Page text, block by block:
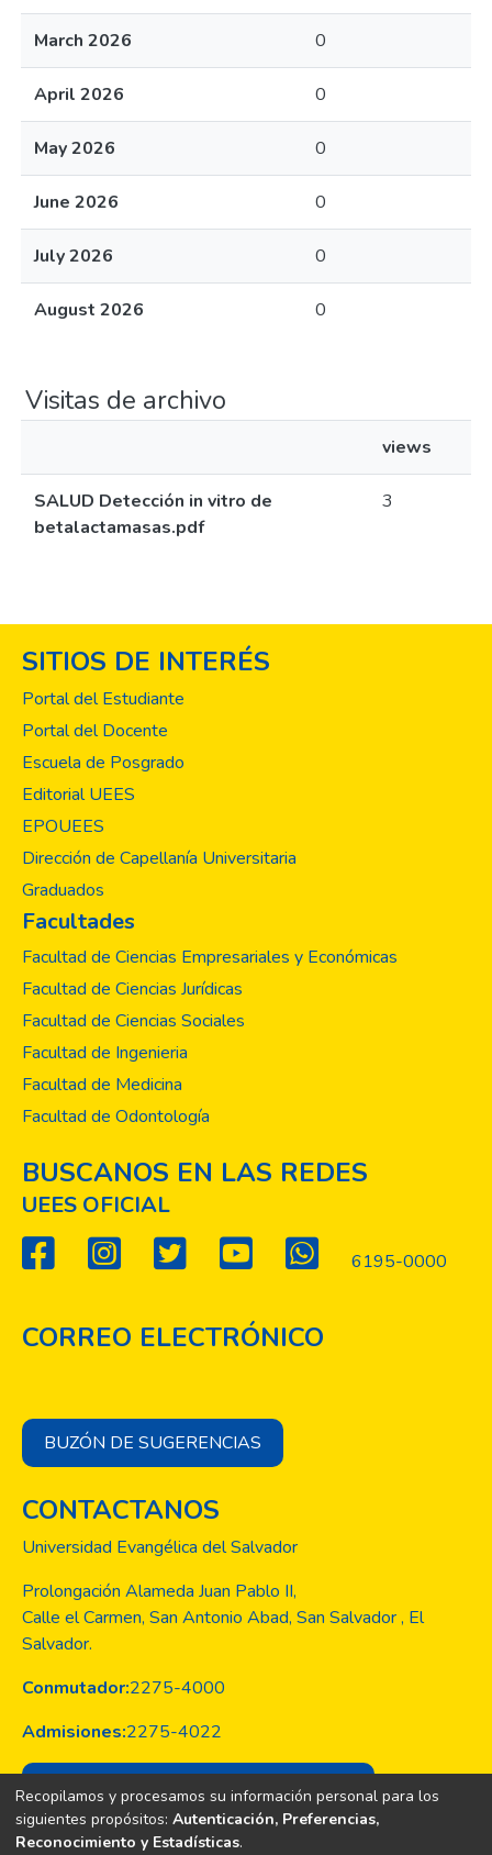
March 2026 0
April 2026 0
May 2026 0
June 2026 0
July 2026 0
August 2026 0
Visitas de archivo
views
SALUD Detección in vitro de
betalactamasas.pdf
3
SITIOS DE INTERÉS
Portal del Estudiante
Portal del Docente
Escuela de Posgrado
Editorial UEES
EPOUEES
Dirección de Capellanía Universitaria
Graduados
Facultades
Facultad de Ciencias Empresariales y Económicas
Facultad de Ciencias Jurídicas
Facultad de Ciencias Sociales
Facultad de Ingenieria
Facultad de Medicina
Facultad de Odontología
BUSCANOS EN LAS REDES
UEES OFICIAL
6195-0000
CORREO ELECTRÓNICO
BUZÓN DE SUGERENCIAS
CONTACTANOS
Universidad Evangélica del Salvador
Prolongación Alameda Juan Pablo II,
Calle el Carmen, San Antonio Abad, San Salvador , El
Salvador.
Conmutador:2275-4000
Admisiones:2275-4022
CORREO INSTITUCIONAL OFFICE 365
Recopilamos y procesamos su información personal para los
siguientes propósitos: Autenticación, Preferencias,
Reconocimiento y Estadísticas.